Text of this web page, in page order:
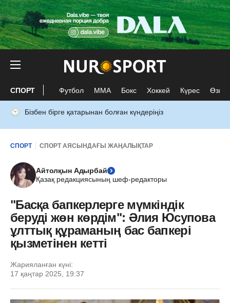
СПОРТ Футбол ММА Бокс Хоккей Күрес Өзге
Бізбен бірге қатарынан болған күндеріңіз
СПОРТ СПОРТ АЯСЫНДАҒЫ ЖАҢАЛЫҚТАР
Айтолқын Адырбай
Қазақ редакциясының шеф-редакторы
"Басқа бапкерлерге мүмкіндік
беруді жөн көрдім": Әлия Юсупова
ұлттық құраманың бас бапкері
қызметінен кетті
Жарияланған күні:
17 қаңтар 2025, 19:37